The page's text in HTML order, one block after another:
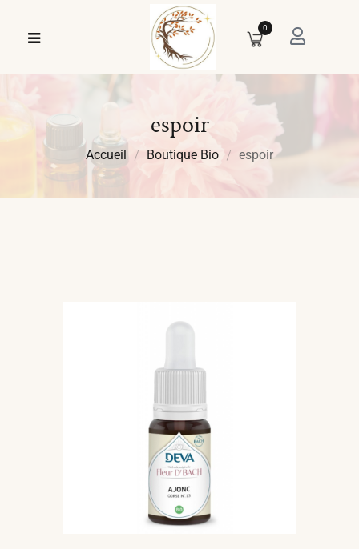
0
espoir
Accueil Boutique Bio espoir